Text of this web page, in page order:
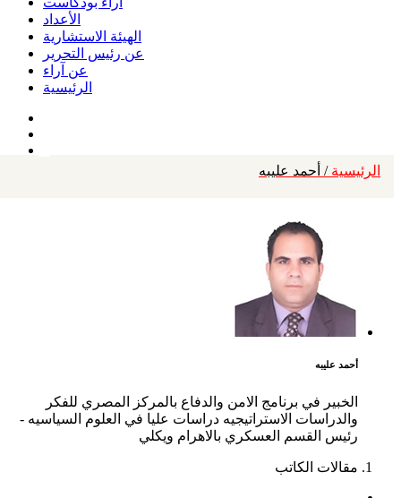
الأعداد
الهيئة الاستشارية
عن رئيس التحرير
عن آراء
الرئيسية
الرئيسية / أحمد عليبه
أحمد عليبه
الخبير في برنامج الامن والدفاع بالمركز المصري للفكر
والدراسات الاستراتيجيه دراسات عليا في العلوم السياسيه -
رئيس القسم العسكري بالاهرام ويكلي
مقالات الكاتب